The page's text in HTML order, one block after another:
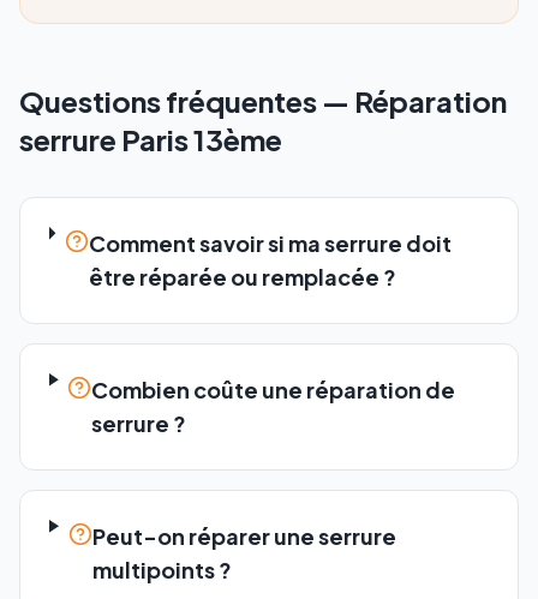
Questions fréquentes — Réparation
serrure Paris 13ème
Comment savoir si ma serrure doit
être réparée ou remplacée ?
Combien coûte une réparation de
serrure ?
Peut-on réparer une serrure
multipoints ?